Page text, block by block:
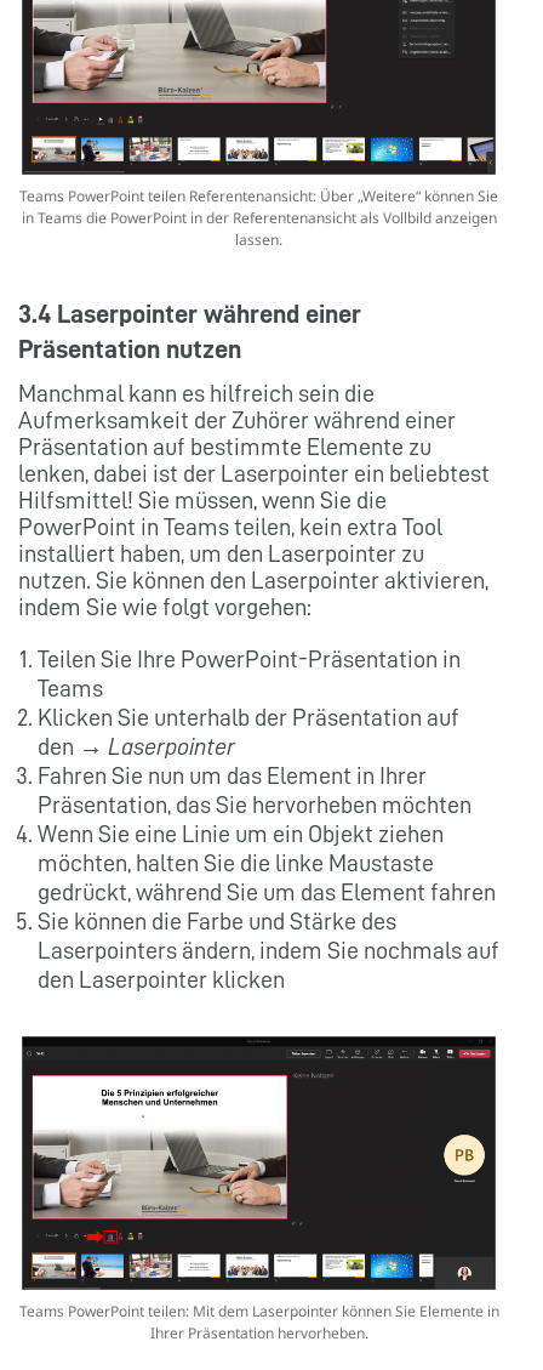
Teams PowerPoint teilen Referentenansicht: Über „Weitere“ können Sie
in Teams die PowerPoint in der Referentenansicht als Vollbild anzeigen
lassen.
3.4 Laserpointer während einer
Präsentation nutzen
Manchmal kann es hilfreich sein die
Aufmerksamkeit der Zuhörer während einer
Präsentation auf bestimmte Elemente zu
lenken, dabei ist der Laserpointer ein beliebtest
Hilfsmittel! Sie müssen, wenn Sie die
PowerPoint in Teams teilen, kein extra Tool
installiert haben, um den Laserpointer zu
nutzen. Sie können den Laserpointer aktivieren,
indem Sie wie folgt vorgehen:
Teilen Sie Ihre PowerPoint-Präsentation in
Teams
Klicken Sie unterhalb der Präsentation auf
den → Laserpointer
Fahren Sie nun um das Element in Ihrer
Präsentation, das Sie hervorheben möchten
Wenn Sie eine Linie um ein Objekt ziehen
möchten, halten Sie die linke Maustaste
gedrückt, während Sie um das Element fahren
Sie können die Farbe und Stärke des
Laserpointers ändern, indem Sie nochmals auf
den Laserpointer klicken
Teams PowerPoint teilen: Mit dem Laserpointer können Sie Elemente in
Ihrer Präsentation hervorheben.